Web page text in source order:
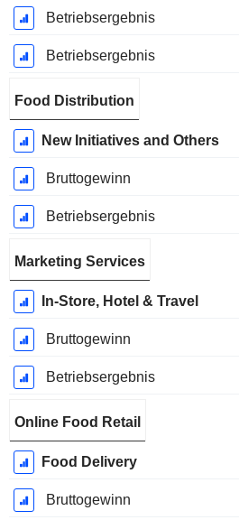
Betriebsergebnis
Betriebsergebnis
Food Distribution
New Initiatives and Others
Bruttogewinn
Betriebsergebnis
Marketing Services
In-Store, Hotel & Travel
Bruttogewinn
Betriebsergebnis
Online Food Retail
Food Delivery
Bruttogewinn